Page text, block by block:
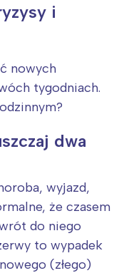
i
nowych
tygodniach.
dwa
wyjazd,
że czasem
do niego
to wypadek
(złego)